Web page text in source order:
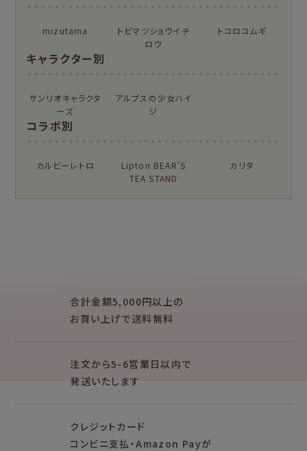
箋・封筒
柄紙・ラッピング
キャラクター別
MARUKO and
MONCHHICHI
mizutama
トビマツショウイチ
ロウ
トコロコムギ
キャラクター別
サンリオキャラクタ
ーズ
アルプスの少女ハイ
ジ
コラボ別
カルビーレトロ
Lipton BEAR'S
TEA STAND
カリタ
おりがみ
合計金額5,000円以上の
お買い上げで送料無料
注文から5-6営業日以内で
発送いたします
クレジットカード
コンビニ支払・Amazon Payが